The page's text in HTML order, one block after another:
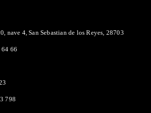
nave 4, San Sebastian de los Reyes, 28703
66
798